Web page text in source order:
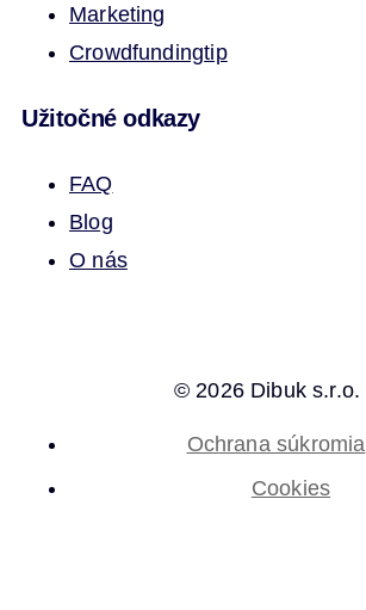
Marketing
Crowdfundingtip
Užitočné odkazy
FAQ
Blog
O nás
© 2026 Dibuk s.r.o.
Ochrana súkromia
Cookies